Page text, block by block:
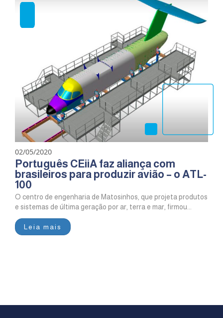
02/05/2020
Português CEiiA faz aliança com
brasileiros para produzir avião – o ATL-
100
O centro de engenharia de Matosinhos, que projeta produtos
e sistemas de última geração por ar, terra e mar, firmou...
Leia mais